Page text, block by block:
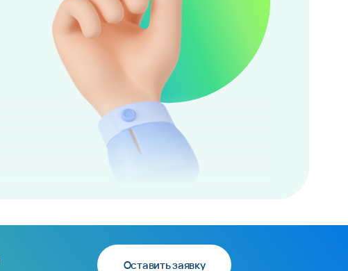
Оставить заявку